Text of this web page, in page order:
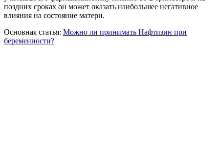
поздних сроках он может оказать наибольшее негативное
влияния на состояние матери.
Основная статья: Можно ли принимать Нафтизин при
беременности?